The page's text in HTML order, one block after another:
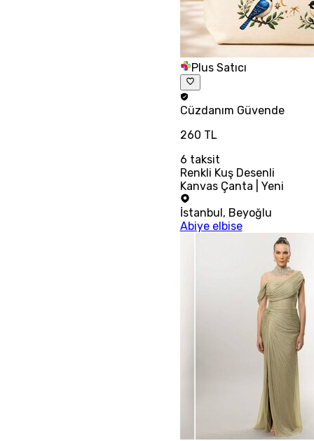
Plus Satıcı
Cüzdanım Güvende
260 TL
6 taksit
Renkli Kuş Desenli
Kanvas Çanta | Yeni
İstanbul, Beyoğlu
Abiye elbise